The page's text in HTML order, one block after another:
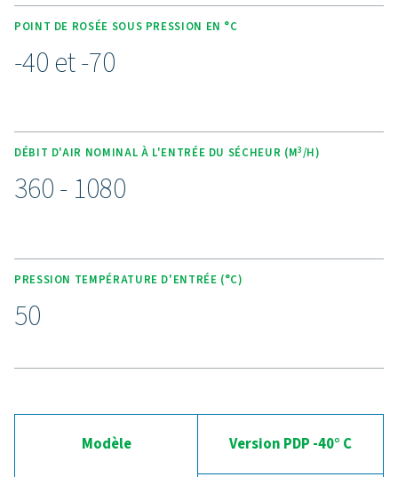
Conçu avec une technologie à économie d'énergie, il
la perte d'air pendant la régénération, tandis que les
de haute qualité garantissent un point de rosée stable
contrôleur Purelogic Touch offre une surveillance
associée à des fonctionnalités en option telles que le
du point de rosée sous pression et la
compresseur, fait du P 210-635 l'outil idéal pour les
exigeantes où performances et faibles coûts
de haute qualité.
séchage avancé de l’air
comprimé